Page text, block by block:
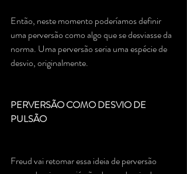
Então, neste momento poderíamos definir
uma perversão como algo que se desviasse da
norma. Uma perversão seria uma espécie de
desvio, originalmente.
PERVERSÃO COMO DESVIO DE
PULSÃO
Freud vai retomar essa ideia de perversão